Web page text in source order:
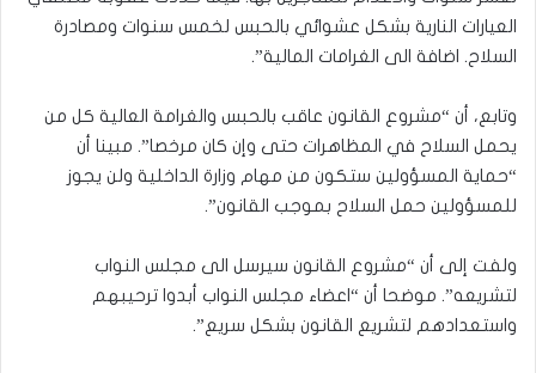
العيارات النارية بشكل عشوائي بالحبس لخمس سنوات ومصادرة
السلاح. اضافة الى الغرامات المالية”.
وتابع، أن “مشروع القانون عاقب بالحبس والغرامة العالية كل من
يحمل السلاح في المظاهرات حتى وإن كان مرخصا”. مبينا أن
“حماية المسؤولين ستكون من مهام وزارة الداخلية ولن يجوز
للمسؤولين حمل السلاح بموجب القانون”.
ولفت إلى أن “مشروع القانون سيرسل الى مجلس النواب
لتشريعه”. موضحا أن “اعضاء مجلس النواب أبدوا ترحيبهم
واستعدادهم لتشريع القانون بشكل سريع”.